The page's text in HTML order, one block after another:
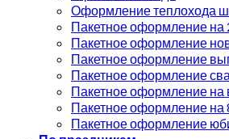
Оформление теплохода
Пакетное оформление на
Пакетное оформление
Пакетное оформление
Пакетное оформление
Пакетное оформление на
Пакетное оформление на
Пакетное оформление